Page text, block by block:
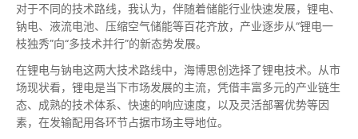
对于不同的技术路线，我认为，伴随着储能行业快速发展，锂电、
钠电、液流电池、压缩空气储能等百花齐放，产业逐步从“锂电一
枝独秀”向“多技术并行”的新态势发展。
在锂电与钠电这两大技术路线中，海博思创选择了锂电技术。从市
场现状看，锂电是当下市场发展的主流，凭借丰富多元的产业链生
态、成熟的技术体系、快速的响应速度，以及灵活部署优势等因
素，在发输配用各环节占据市场主导地位。